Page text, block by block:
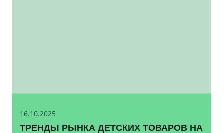
16.10.2025
ТРЕНДЫ РЫНКА ДЕТСКИХ ТОВАРОВ НА